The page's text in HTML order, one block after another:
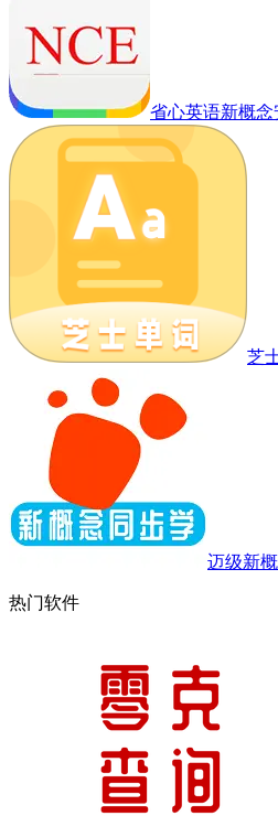
省心英语新概念
芝
迈级新
热门软件